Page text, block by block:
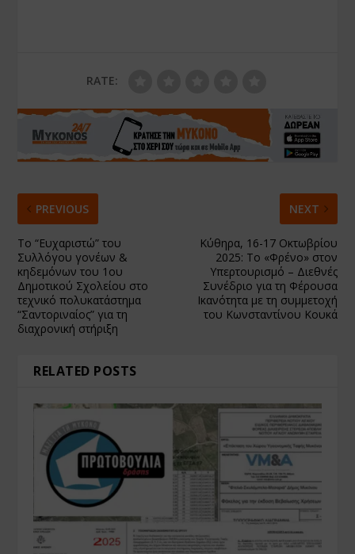
RATE:
PREVIOUS
Το “Ευχαριστώ” του
Συλλόγου γονέων &
κηδεμόνων του 1ου
Δημοτικού Σχολείου στο
τεχνικό πολυκατάστημα
“Σαντοριναίος” για τη
διαχρονική στήριξη
NEXT
Κύθηρα, 16-17 Οκτωβρίου
2025: Το «Φρένο» στον
Υπερτουρισμό – Διεθνές
Συνέδριο για τη Φέρουσα
Ικανότητα με τη συμμετοχή
του Κωνσταντίνου Κουκά
RELATED POSTS